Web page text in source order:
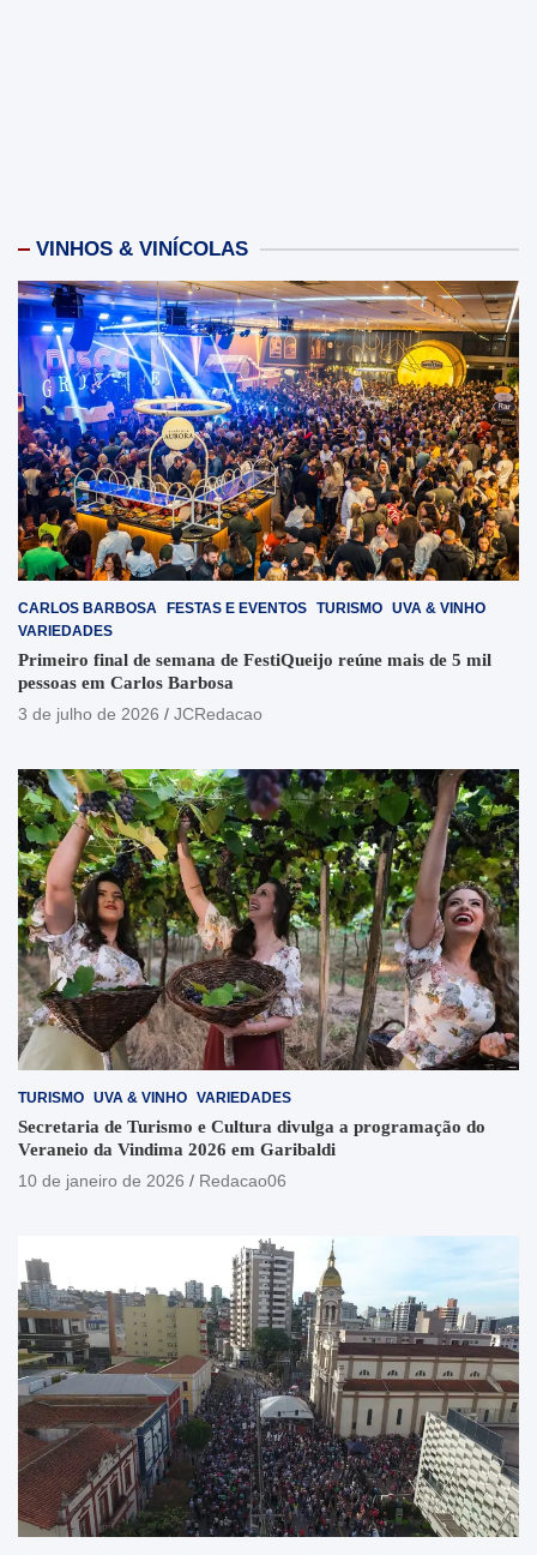
VINHOS & VINÍCOLAS
CARLOS BARBOSA FESTAS E EVENTOS TURISMO UVA & VINHO
VARIEDADES
Primeiro final de semana de FestiQueijo reúne mais de 5 mil
pessoas em Carlos Barbosa
3 de julho de 2026
JCRedacao
TURISMO UVA & VINHO VARIEDADES
Secretaria de Turismo e Cultura divulga a programação do
Veraneio da Vindima 2026 em Garibaldi
10 de janeiro de 2026
Redacao06